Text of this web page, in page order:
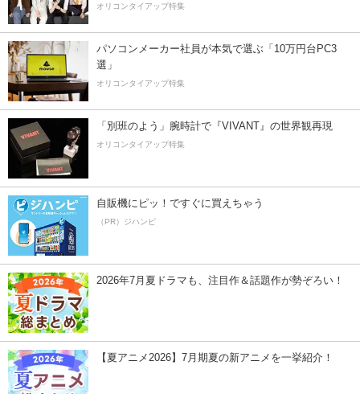
オリコンタイアップ特集
パソコンメーカー社員が本気で選ぶ「10万円台PC3
選」
オリコンタイアップ特集
「別班のよう」腕時計で『VIVANT』の世界観再現
オリコンタイアップ特集
自販機にピッ！ですぐに買えちゃう
（PR）ジハンピ
2026年7月夏ドラマも、注目作＆話題作が勢ぞろい！
【夏アニメ2026】7月期夏の新アニメを一挙紹介！